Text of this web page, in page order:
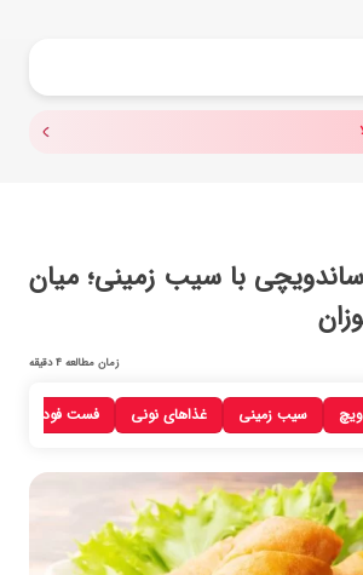
سیب زمینی غذاهای نونی فست فود با
ساندویچی با سیب زمینی؛ میان
زمان مطالعه 4 دقیقه